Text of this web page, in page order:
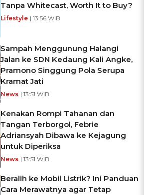
Tanpa Whitecast, Worth It to Buy?
Lifestyle | 13:56 WIB
Sampah Menggunung Halangi
Jalan ke SDN Kedaung Kali Angke,
Pramono Singgung Pola Serupa
Kramat Jati
News | 13:51 WIB
Kenakan Rompi Tahanan dan
Tangan Terborgol, Febrie
Adriansyah Dibawa ke Kejagung
untuk Diperiksa
News | 13:51 WIB
Beralih ke Mobil Listrik? Ini Panduan
Cara Merawatnya agar Tetap